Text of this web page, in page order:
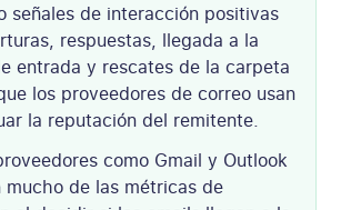
señales de interacción positivas
respuestas, llegada a la
entrada y rescates de la carpeta
los proveedores de correo usan
la reputación del remitente.
como Gmail y Outlook
mucho de las métricas de